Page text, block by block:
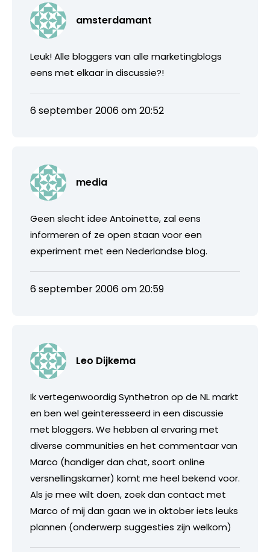
amsterdamant
Leuk! Alle bloggers van alle marketingblogs
eens met elkaar in discussie?!
6 september 2006 om 20:52
media
Geen slecht idee Antoinette, zal eens
informeren of ze open staan voor een
experiment met een Nederlandse blog.
6 september 2006 om 20:59
Leo Dijkema
Ik vertegenwoordig Synthetron op de NL markt
en ben wel geinteresseerd in een discussie
met bloggers. We hebben al ervaring met
diverse communities en het commentaar van
Marco (handiger dan chat, soort online
versnellingskamer) komt me heel bekend voor.
Als je mee wilt doen, zoek dan contact met
Marco of mij dan gaan we in oktober iets leuks
plannen (onderwerp suggesties zijn welkom)